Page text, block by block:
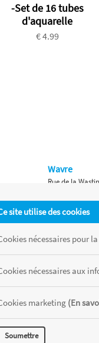
-Set de 16 tubes
d'aquarelle
€ 4.99
site utilise des cookies
nécessaires pour
nécessaires aux
marketing (En
Soumettre
Wavre
Rue de la
Waterloo
Chaussée de
stocks disponibles de